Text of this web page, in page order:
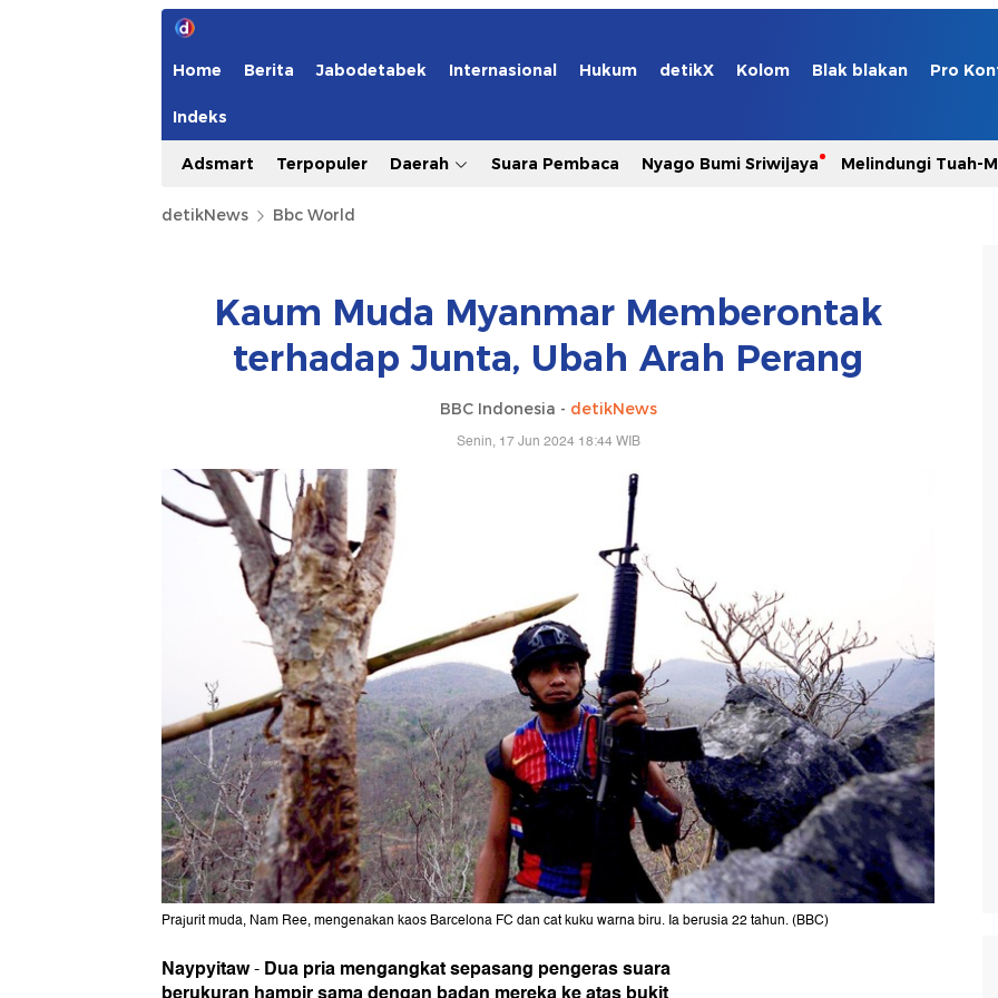
Home Berita Jabodetabek Internasional Hukum detikX Kolom Blak blakan Pro
Indeks
Adsmart Terpopuler Daerah Suara Pembaca Nyago Bumi Sriwijaya Melindungi Tuah-
detikNews Bbc World
Kaum Muda Myanmar Memberontak
terhadap Junta, Ubah Arah Perang
BBC Indonesia - detikNews
Senin, 17 Jun 2024 18:44 WIB
Prajurit muda, Nam Ree, mengenakan kaos Barcelona FC dan cat kuku warna biru. Ia berusia 22 tahun. (BBC)
Naypyitaw-Dua pria mengangkat sepasang pengeras suara